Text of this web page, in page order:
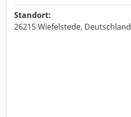
Standort:
26215 Wiefelstede, Deutschland